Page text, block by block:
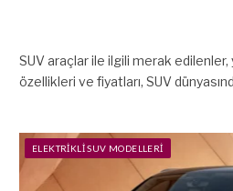
SUV araçlar ile ilgili merak edilenler,
özellikleri ve fiyatları, SUV
ELEKTRIKLI SUV MODELLERI